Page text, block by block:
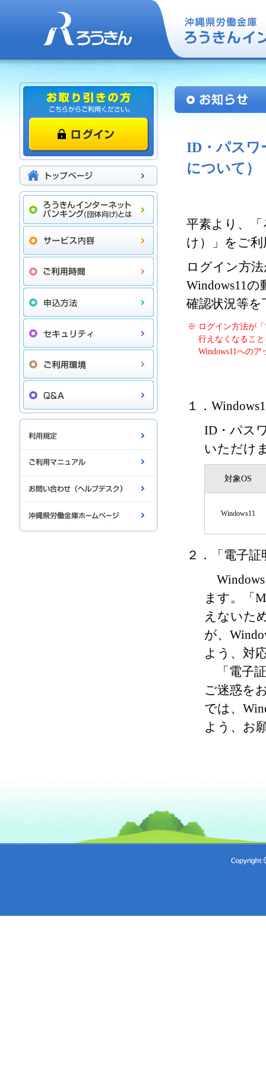
ID・パスワ
について）
平素より、
け）」をご
ログイン方
Windows11
確認状況等
※ ログイン方法が
行えなくなるこ
Windows11への
１．
ID・パス
いただけ
対象OS
Windows11
２．「電子
ます。「
えないた
が、
よう、対
「電子
ご迷惑を
では、
よう、お